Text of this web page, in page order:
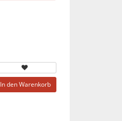
In den Warenkorb